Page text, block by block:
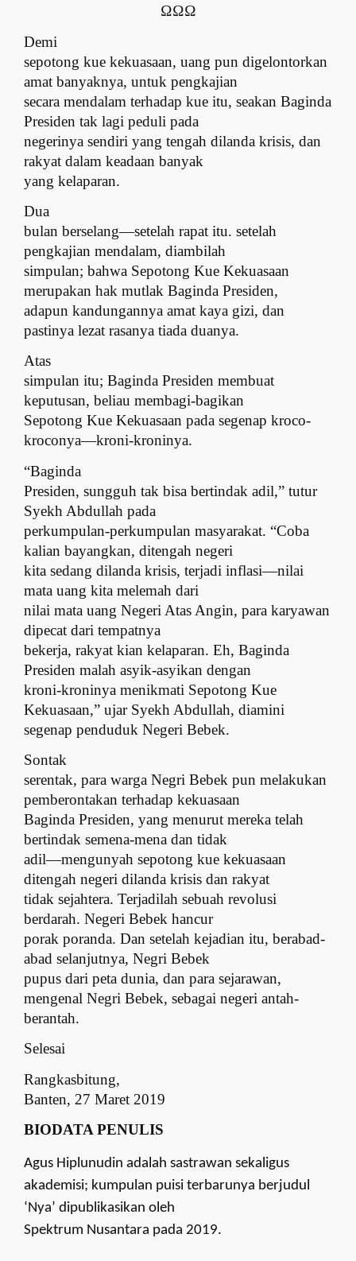
ΩΩΩ
Demi
sepotong kue kekuasaan, uang pun digelontorkan
amat banyaknya, untuk pengkajian
secara mendalam terhadap kue itu, seakan Baginda
Presiden tak lagi peduli pada
negerinya sendiri yang tengah dilanda krisis, dan
rakyat dalam keadaan banyak
yang kelaparan.
Dua
bulan berselang—setelah rapat itu. setelah
pengkajian mendalam, diambilah
simpulan; bahwa Sepotong Kue Kekuasaan
merupakan hak mutlak Baginda Presiden,
adapun kandungannya amat kaya gizi, dan
pastinya lezat rasanya tiada duanya.
Atas
simpulan itu; Baginda Presiden membuat
keputusan, beliau membagi-bagikan
Sepotong Kue Kekuasaan pada segenap kroco-
kroconya—kroni-kroninya.
“Baginda
Presiden, sungguh tak bisa bertindak adil,” tutur
Syekh Abdullah pada
perkumpulan-perkumpulan masyarakat. “Coba
kalian bayangkan, ditengah negeri
kita sedang dilanda krisis, terjadi inflasi—nilai
mata uang kita melemah dari
nilai mata uang Negeri Atas Angin, para karyawan
dipecat dari tempatnya
bekerja, rakyat kian kelaparan. Eh, Baginda
Presiden malah asyik-asyikan dengan
kroni-kroninya menikmati Sepotong Kue
Kekuasaan,” ujar Syekh Abdullah, diamini
segenap penduduk Negeri Bebek.
Sontak
serentak, para warga Negri Bebek pun melakukan
pemberontakan terhadap kekuasaan
Baginda Presiden, yang menurut mereka telah
bertindak semena-mena dan tidak
adil—mengunyah sepotong kue kekuasaan
ditengah negeri dilanda krisis dan rakyat
tidak sejahtera. Terjadilah sebuah revolusi
berdarah. Negeri Bebek hancur
porak poranda. Dan setelah kejadian itu, berabad-
abad selanjutnya, Negri Bebek
pupus dari peta dunia, dan para sejarawan,
mengenal Negri Bebek, sebagai negeriantah-
berantah.
Selesai
Rangkasbitung,
Banten, 27 Maret 2019
BIODATA PENULIS
Agus Hiplunudin adalah sastrawan sekaligus
akademisi; kumpulan puisi terbarunya berjudul
‘Nya’ dipublikasikan oleh
Spektrum Nusantara pada 2019.